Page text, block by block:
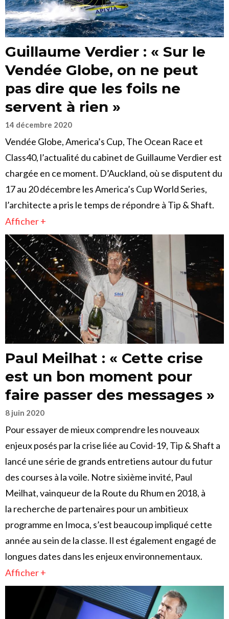
Guillaume Verdier : « Sur le
Vendée Globe, on ne peut
pas dire que les foils ne
servent à rien »
14 décembre 2020
Vendée Globe, America’s Cup, The Ocean Race et
Class40, l’actualité du cabinet de Guillaume Verdier est
chargée en ce moment. D’Auckland, où se disputent du
17 au 20 décembre les America’s Cup World Series,
l’architecte a pris le temps de répondre à Tip & Shaft.
Afficher +
Paul Meilhat : « Cette crise
est un bon moment pour
faire passer des messages »
8 juin 2020
Pour essayer de mieux comprendre les nouveaux
enjeux posés par la crise liée au Covid-19, Tip & Shaft a
lancé une série de grands entretiens autour du futur
des courses à la voile. Notre sixième invité, Paul
Meilhat, vainqueur de la Route du Rhum en 2018, à
la recherche de partenaires pour un ambitieux
programme en Imoca, s’est beaucoup impliqué cette
année au sein de la classe. Il est également engagé de
longues dates dans les enjeux environnementaux.
Afficher +